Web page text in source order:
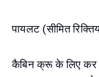
पायलट (सीमित
कैबिन क्रू के लिए